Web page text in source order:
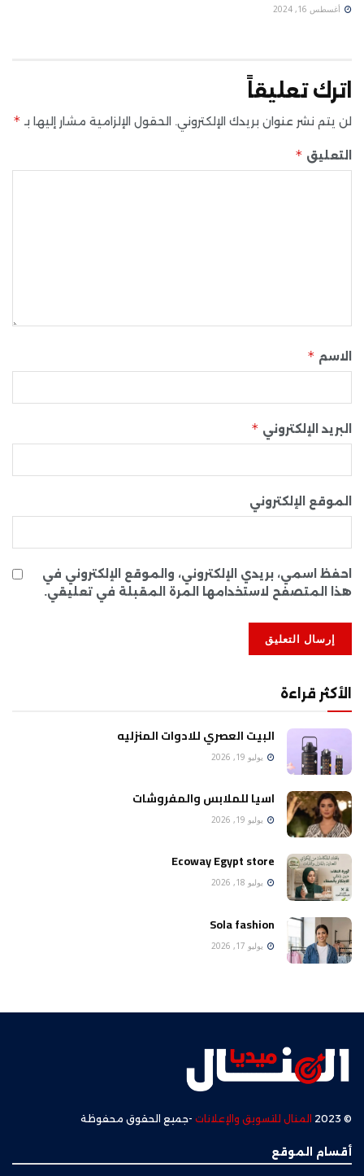
أغسطس 16, 2024
اترك تعليقاً
لن يتم نشر عنوان بريدك الإلكتروني. الحقول الإلزامية مشار إليها بـ *
التعليق *
الاسم *
البريد الإلكتروني *
الموقع الإلكتروني
احفظ اسمي، بريدي الإلكتروني، والموقع الإلكتروني في
هذا المتصفح لاستخدامها المرة المقبلة في تعليقي.
الأكثر قراءة
البيت العصري للادوات المنزليه
يوليو 19, 2026
اسيا للملابس والمفروشات
يوليو 19, 2026
Ecoway Egypt store
يوليو 18, 2026
Sola fashion
يوليو 17, 2026
© 2023 المنال للتسويق والإعلانات -جميع الحقوق محفوظة
أقسام الموقع